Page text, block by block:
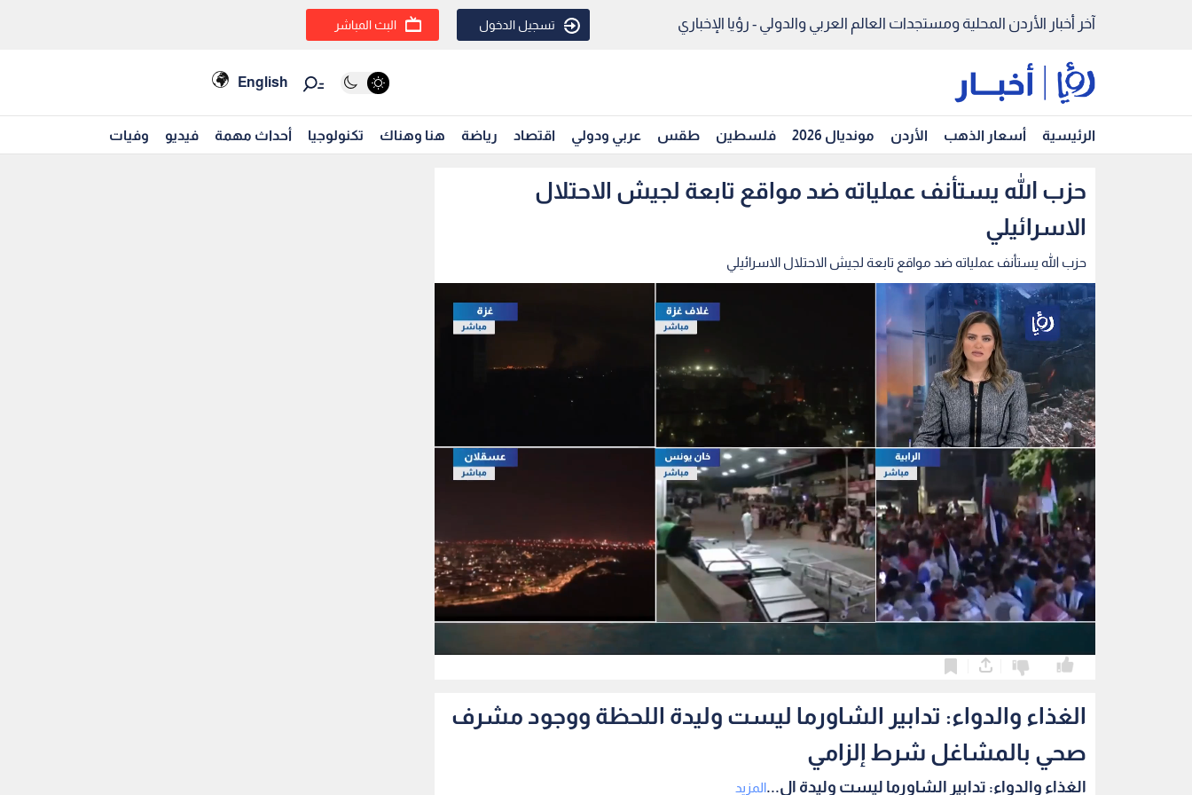
آخر أخبار الأردن المحلية ومستجدات العالم العربي والدولي - رؤيا الإخباري تسجيل الدخول البث المباشر
English
الرئيسية أسعار الذهب الأردن مونديال 2026 فلسطين طقس عربي ودولي اقتصاد رياضة هنا وهناك تكنولوجيا أحداث مهمة فيديو وفيات
حزب الله يستأنف عملياته ضد مواقع تابعة لجيش الاحتلال
الاسرائيلي
حزب الله يستأنف عملياته ضد مواقع تابعة لجيش الاحتلال الاسرائيلي
الغذاء والدواء: تدابير الشاورما ليست وليدة اللحظة ووجود مشرف
صحي بالمشاغل شرط إلزامي
الغذاء والدواء: تدابير الشاورما ليست وليدة ال...المزيد